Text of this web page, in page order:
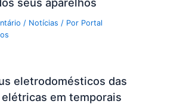
/ Notícias / Por Portal
eletrodomésticos das
em temporais